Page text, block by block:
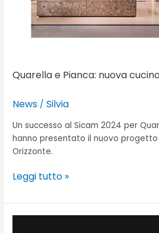
Quarella e Pianca: nuova
News /Silvia
Un successo al Sicam 2024 per
hanno presentato il nuovo
Orizzonte.
Leggi tutto »